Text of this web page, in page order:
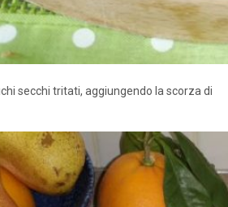
secchi tritati, aggiungendo la scorza di